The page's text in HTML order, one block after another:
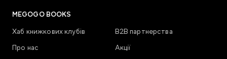
MEGOGO BOOKS
Хаб книжкових клубів
В2В партнерства
Про нас
Акції